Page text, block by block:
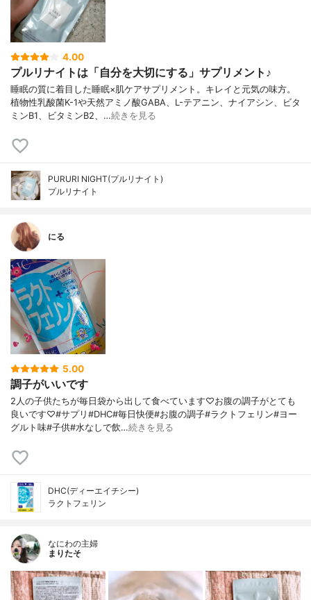
4.00
プルリナイトは「自分を大切にする」サプリメント♪
睡眠の質に着目した睡眠×肌ケアサプリメント。キレイと元気の味方。
植物性乳酸菌K-1や天然アミノ酸GABA、L-テアニン、ナイアシン、ビタ
ミンB1、ビタミンB2、…続きを見る
PURURI NIGHT(プルリナイト)
プルリナイト
にる
5.00
調子がいいです
2人の子供たちが毎日袋から出して食べています♡お腹の調子がとても
良いです♡#サプリ#DHC#毎日快便#お腹の調子#ラクトフェリン#ヨー
グルト味#子供#水なしで飲…続きを見る
DHC(ディーエイチシー)
ラクトフェリン
なにわの主婦
まりたそ